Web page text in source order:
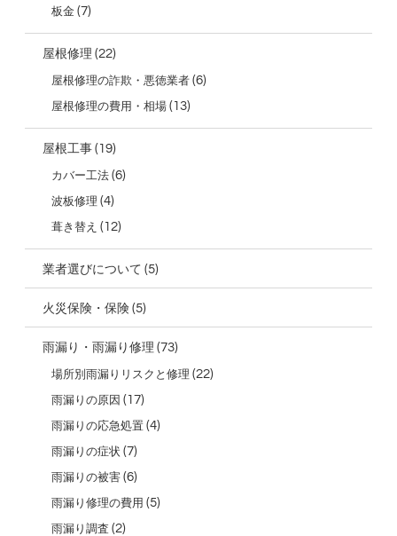
板金(7)
屋根修理 (22)
屋根修理の詐欺・悪徳業者(6)
屋根修理の費用・相場(13)
屋根工事(19)
カバー工法(6)
波板修理 (4)
葺き替え (12)
業者選びについて (5)
火災保険・保険(5)
雨漏り・雨漏り修理 (73)
場所別雨漏りリスクと修理 (22)
雨漏りの原因 (17)
雨漏りの応急処置(4)
雨漏りの症状 (7)
雨漏りの被害(6)
雨漏り修理の費用 (5)
雨漏り調査 (2)